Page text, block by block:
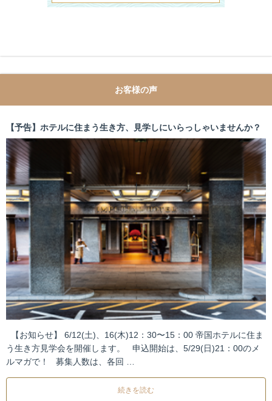
お客様の声
【予告】ホテルに住まう生き方、見学しにいらっしゃいませんか？
【お知らせ】 6/12(土)、16(木)12：30〜15：00 帝国ホテルに住ま
う生き方見学会を開催します。 申込開始は、5/29(日)21：00のメ
ルマガで！ 募集人数は、各回 …
続きを読む